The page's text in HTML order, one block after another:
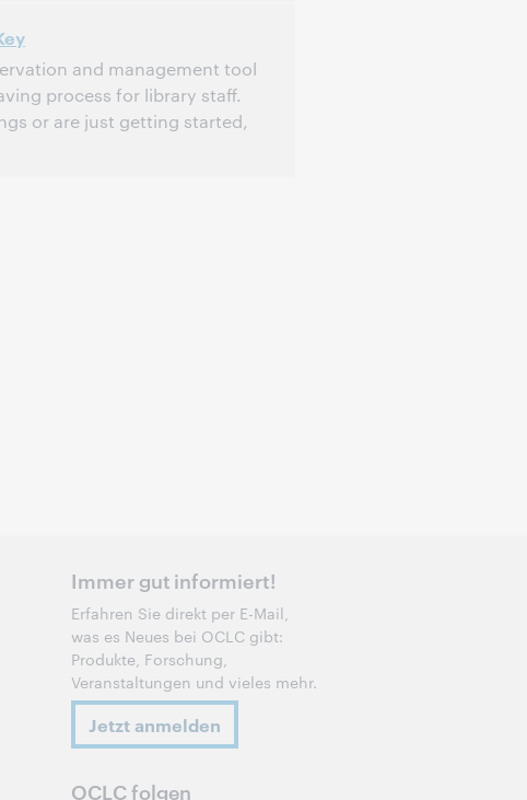
and management tool
process for library staff.
or are just getting started,
Immer gut informiert!
Erfahren Sie direkt per E-Mail,
was es Neues bei OCLC gibt:
Produkte, Forschung,
Veranstaltungen und vieles mehr.
Jetzt anmelden
OCLC folgen